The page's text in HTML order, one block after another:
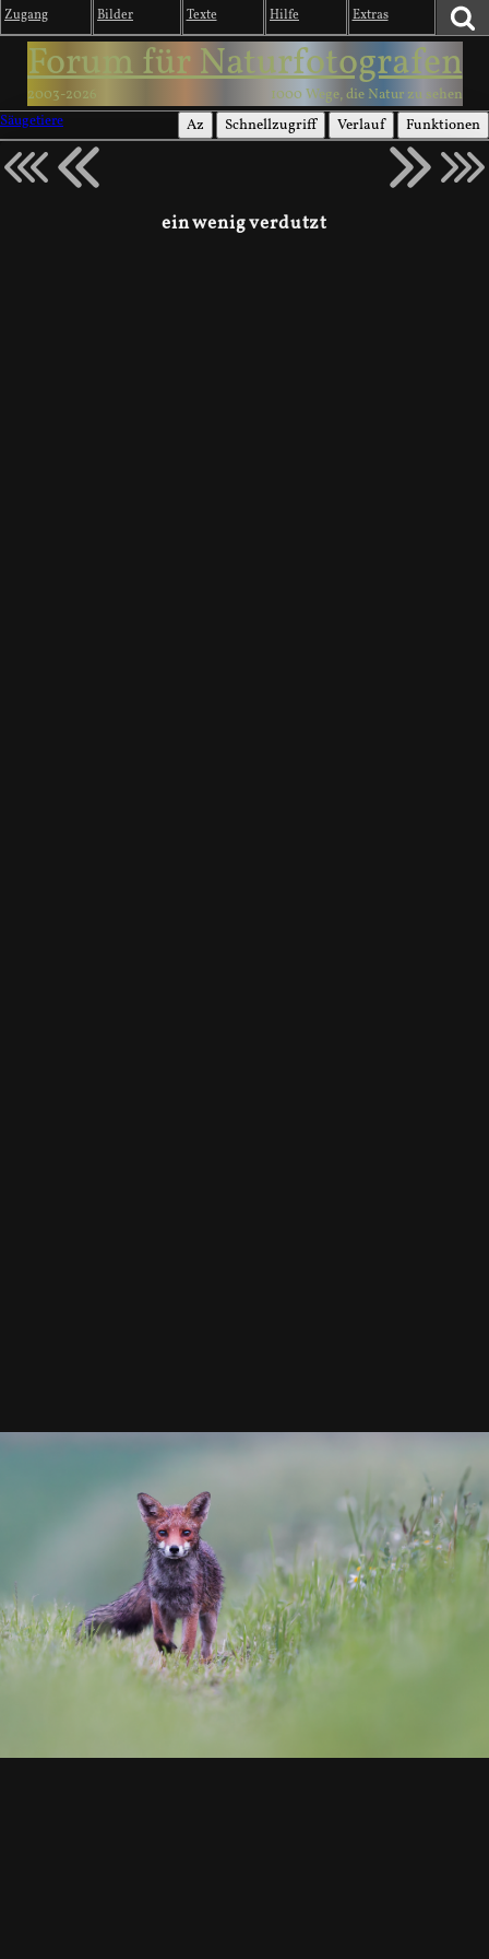
Zugang Bilder Texte Hilfe Extras
Forum für Naturfotografen
2003-2026
1000 Wege, die Natur zu sehen
Säugetiere
Az Schnellzugriff Verlauf Funktionen
ein wenig verdutzt